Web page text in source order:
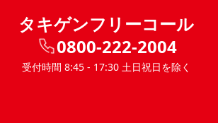
タキゲンフリーコール
0800-222-2004
受付時間 8:45 - 17:30 土日祝日を除く